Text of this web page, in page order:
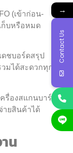
(เข้าก่อน-
ก็บหรือหมด
ชบอร์ดสรุป
มได้สะดวกทุก
ครื่องสแกนบาร์
ายสินค้าได้
น
→
Contact Us